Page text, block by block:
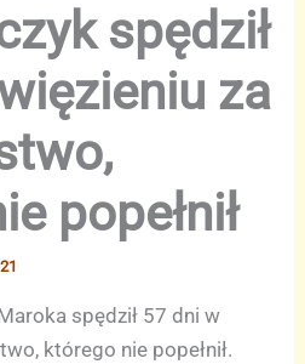
spędził
za
popełnił
spędził 57 dni w
którego nie popełnił.